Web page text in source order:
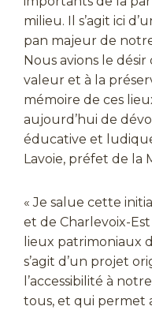
milieu. Il s’agit ici
pan majeur de
Nous avions le
valeur et à la
mémoire de ces
aujourd’hui de
éducative et
Lavoie, préfet de la
« Je salue cette
et de Charlevoix-
lieux patrimoniaux
s’agit d’un projet
l’accessibilité à
tous, et qui permet